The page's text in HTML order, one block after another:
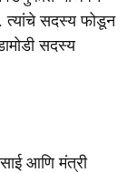
त्यांचे सदस्य फोडून
सदस्य
आणि मंत्री